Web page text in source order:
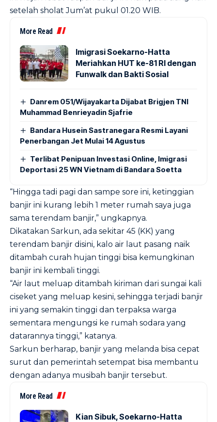
setelah sholat Jum’at pukul 01.20 WIB.
More Read
Imigrasi Soekarno-Hatta
Meriahkan HUT ke-81 RI dengan
Funwalk dan Bakti Sosial
Danrem 051/Wijayakarta Dijabat Brigjen TNI
Muhammad Benrieyadin Sjafrie
Bandara Husein Sastranegara Resmi Layani
Penerbangan Jet Mulai 14 Agustus
Terlibat Penipuan Investasi Online, Imigrasi
Deportasi 25 WN Vietnam di Bandara Soetta
“Hingga tadi pagi dan sampe sore ini, ketinggian
banjir ini kurang lebih 1 meter rumah saya juga
sama terendam banjir,” ungkapnya.
Dikatakan Sarkun, ada sekitar 45 (KK) yang
terendam banjir disini, kalo air laut pasang naik
ditambah curah hujan tinggi bisa kemungkinan
banjir ini kembali tinggi.
“Air laut meluap ditambah kiriman dari sungai kali
ciseket yang meluap kesini, sehingga terjadi banjir
ini yang semakin tinggi dan terpaksa warga
sementara mengungsi ke rumah sodara yang
datarannya tinggi,” katanya.
Sarkun berharap, banjir yang melanda bisa cepat
surut dan pemerintah setempat bisa membantu
dengan adanya musibah banjir tersebut.
More Read
Kian Sibuk, Soekarno-Hatta